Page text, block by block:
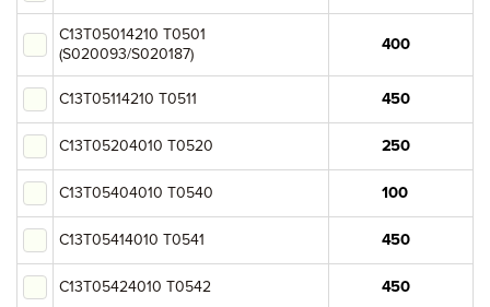
C13T05014210 T0501
(S020093/S020187)
C13T05114210 T0511
C13T05204010 T0520
C13T05404010 T0540
C13T05414010 T0541
C13T05424010 T0542